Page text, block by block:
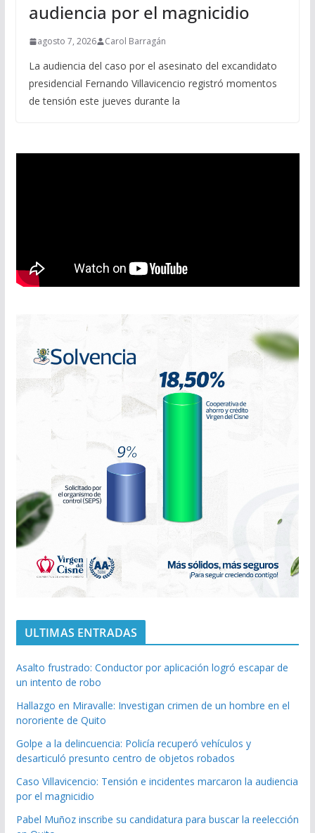
audiencia por el magnicidio
agosto 7, 2026 Carol Barragán
La audiencia del caso por el asesinato del excandidato
presidencial Fernando Villavicencio registró momentos
de tensión este jueves durante la
ULTIMAS ENTRADAS
Asalto frustrado: Conductor por aplicación logró escapar de
un intento de robo
Hallazgo en Miravalle: Investigan crimen de un hombre en el
nororiente de Quito
Golpe a la delincuencia: Policía recuperó vehículos y
desarticuló presunto centro de objetos robados
Caso Villavicencio: Tensión e incidentes marcaron la audiencia
por el magnicidio
Pabel Muñoz inscribe su candidatura para buscar la reelección